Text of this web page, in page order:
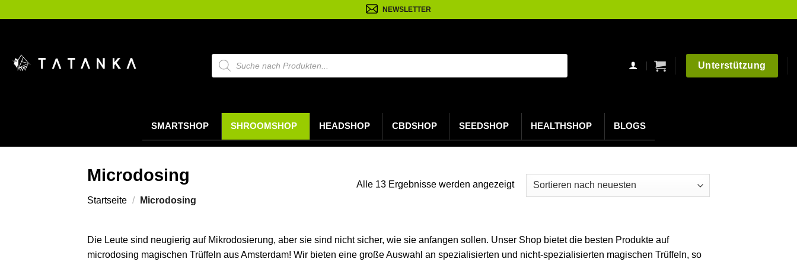
Inhalt
NEWSLETTER
Suche
nach
Produkten
Unterstützung
SMARTSHOP SHROOMSHOP HEADSHOP CBDSHOP SEEDSHOP HEALTHSHOP BLOGS
Microdosing
Startseite / Microdosing
Alle 13 Ergebnisse werden angezeigtNach
neuesten
Die Leute sind neugierig auf Mikrodosierung, aber sie sind nicht sicher, wie sie anfangen sollen. Unser Shop bietet die besten Produkte auf
microdosing magischen Trüffeln aus Amsterdam! Wir bieten eine große Auswahl an spezialisierten und nicht-spezialisierten magischen Trüffeln, so